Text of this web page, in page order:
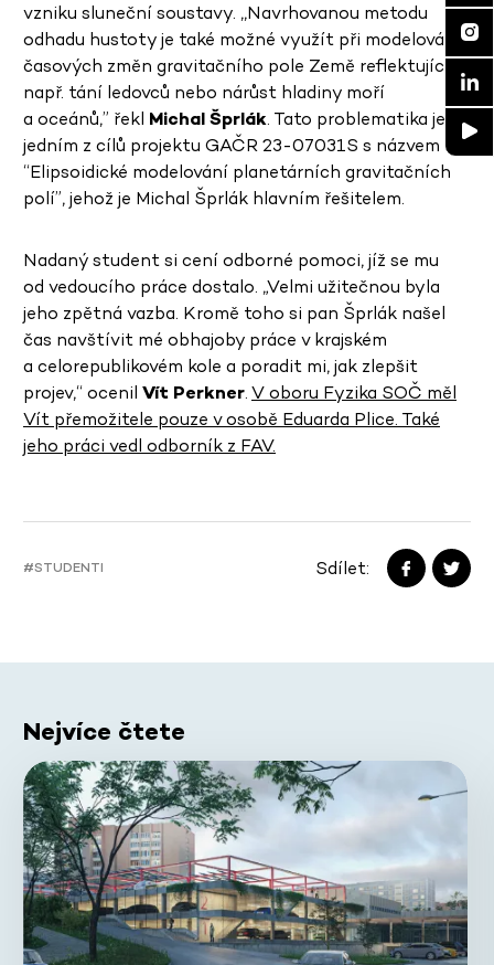
vzniku sluneční soustavy. ‚‚Navrhovanou metodu
odhadu hustoty je také možné využít při modelování
časových změn gravitačního pole Země reflektující
např. tání ledovců nebo nárůst hladiny moří
a oceánů,” řekl Michal Šprlák. Tato problematika je
jedním z cílů projektu GAČR 23-07031S s názvem
“Elipsoidické modelování planetárních gravitačních
polí”, jehož je Michal Šprlák hlavním řešitelem.
Nadaný student si cení odborné pomoci, jíž se mu
od vedoucího práce dostalo. „Velmi užitečnou byla
jeho zpětná vazba. Kromě toho si pan Šprlák našel
čas navštívit mé obhajoby práce v krajském
a celorepublikovém kole a poradit mi, jak zlepšit
projev,“ ocenil Vít Perkner.V oboru Fyzika SOČ měl
Vít přemožitele pouze v osobě Eduarda Plice. Také
jeho práci vedl odborník z FAV.
#STUDENTI Sdílet:
Nejvíce čtete